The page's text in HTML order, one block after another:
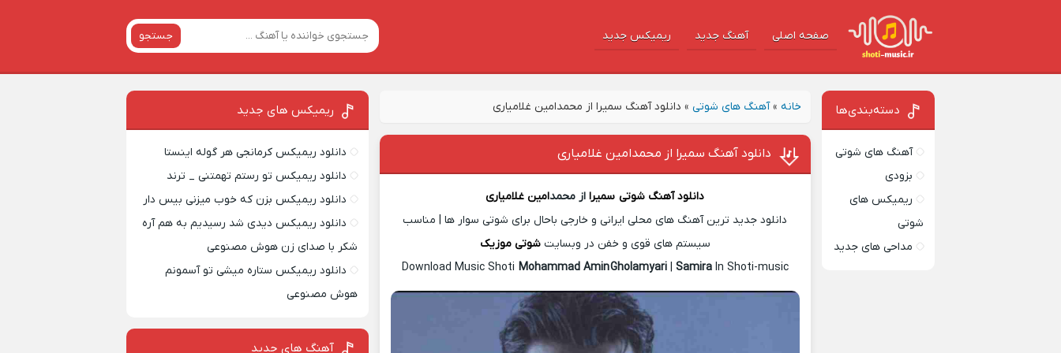
صفحه اصلی آهنگ‌ جدید ریمیکس جدید جستجو
خانه »آهنگ های شوتی » دانلود آهنگ سمیرا از محمدامین غلامیاری
دانلود آهنگ سمیرا از محمدامین غلامیاری
دانلود آهنگ شوتی سمیرااز محمدامین غلامیاری
دانلود جدید ترین آهنگ های محلی ایرانی و خارجی باحال برای شوتی سوار ها | مناسب
سیستم های قوی و خفن در وبسایتشوتی موزیک
Download Music Shoti Mohammad AminGholamyari| SamiraIn Shoti-music
دسته‌بندی‌ها
آهنگ های شوتی
بزودی
ریمیکس های
شوتی
مداحی های جدید
ریمیکس‌ های جدید
دانلود ریمیکس کرمانجی هر گوله اینستا
دانلود ریمیکس تو رستم تهمتنی _ ترند
دانلود ریمیکس بزن که خوب میزنی بیس دار
دانلود ریمیکس دیدی شد رسیدیم به هم آره
شکر با صدای زن هوش مصنوعی
دانلود ریمیکس ستاره میشی تو آسمونم
هوش مصنوعی
آهنگ های جدید